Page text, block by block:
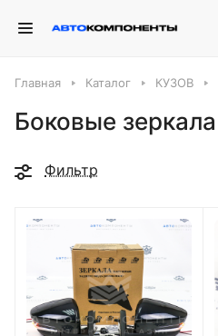
Главная Каталог КУЗОВ
Боковые зеркала
Фильтр